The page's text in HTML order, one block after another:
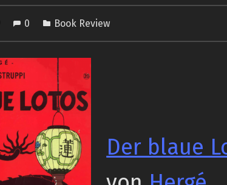
0 Book Review
Der blaue